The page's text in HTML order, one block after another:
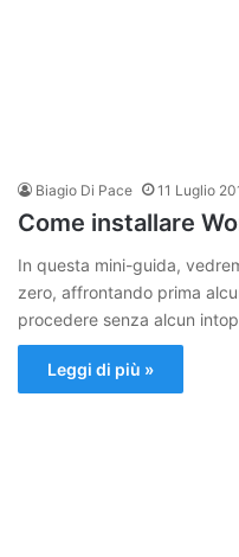
Biagio Di Pace 11 Luglio
Come installare
In questa mini-guida,
zero, affrontando prima
procedere senza alcun
Leggi di più »